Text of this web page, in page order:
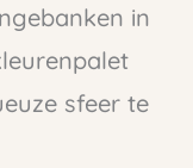
in
sfeer te